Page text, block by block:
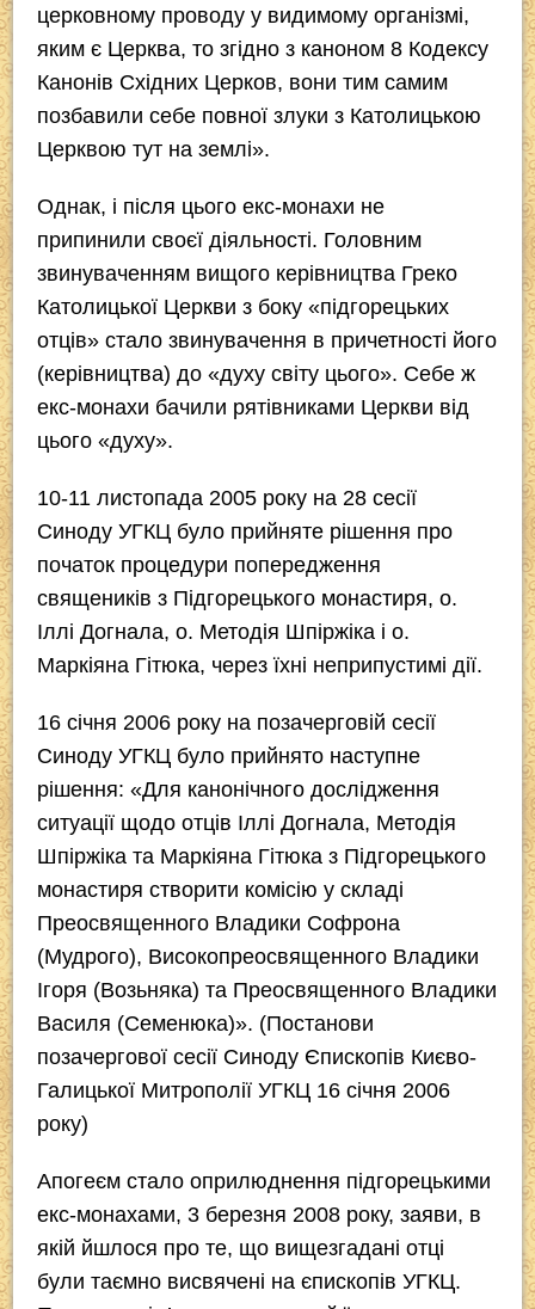
церковному проводу у видимому організмі,
яким є Церква, то згідно з каноном 8 Кодексу
Канонів Східних Церков, вони тим самим
позбавили себе повної злуки з Католицькою
Церквою тут на землі».
Однак, і після цього екс-монахи не
припинили своєї діяльності. Головним
звинуваченням вищого керівництва Греко
Католицької Церкви з боку «підгорецьких
отців» стало звинувачення в причетності його
(керівництва) до «духу світу цього». Себе ж
екс-монахи бачили рятівниками Церкви від
цього «духу».
10-11 листопада 2005 року на 28 сесії
Синоду УГКЦ було прийняте рішення про
початок процедури попередження
священиків з Підгорецького монастиря, о.
Іллі Догнала, о. Методія Шпіржіка і о.
Маркіяна Гітюка, через їхні неприпустимі дії.
16 січня 2006 року на позачерговій сесії
Синоду УГКЦ було прийнято наступне
рішення: «Для канонічного дослідження
ситуації щодо отців Іллі Догнала, Методія
Шпіржіка та Маркіяна Гітюка з Підгорецького
монастиря створити комісію у складі
Преосвященного Владики Софрона
(Мудрого), Високопреосвященного Владики
Ігоря (Возьняка) та Преосвященного Владики
Василя (Семенюка)». (Постанови
позачергової сесії Синоду Єпископів Києво-
Галицької Митрополії УГКЦ 16 січня 2006
року)
Апогеєм стало оприлюднення підгорецькими
екс-монахами, 3 березня 2008 року, заяви, в
якій йшлося про те, що вищезгадані отці
були таємно висвячені на єпископів УГКЦ.